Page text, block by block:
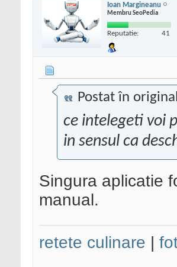
Ioan Margineanu
Membru SeoPedia
Reputatie: 41
Postat în
ce intelegeti voi
in sensul ca
Singura aplicatie
manual.
retete culinare